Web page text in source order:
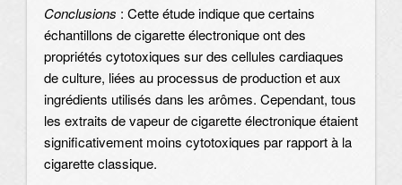
Conclusions : Cette étude indique que certains
échantillons de cigarette électronique ont des
propriétés cytotoxiques sur des cellules cardiaques
de culture, liées au processus de production et aux
ingrédients utilisés dans les arômes. Cependant, tous
les extraits de vapeur de cigarette électronique étaient
significativement moins cytotoxiques par rapport à la
cigarette classique.